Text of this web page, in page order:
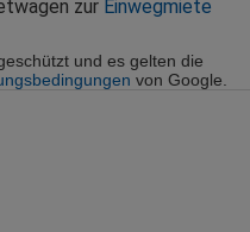
zur Einwegmiete
und es gelten die
von Google.